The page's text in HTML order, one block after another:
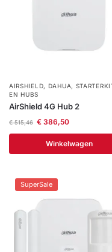
AIRSHIELD, DAHUA,
EN HUBS
AirShield 4G Hub 2
€515,46 €386,50
Winkelwagen
SuperSale